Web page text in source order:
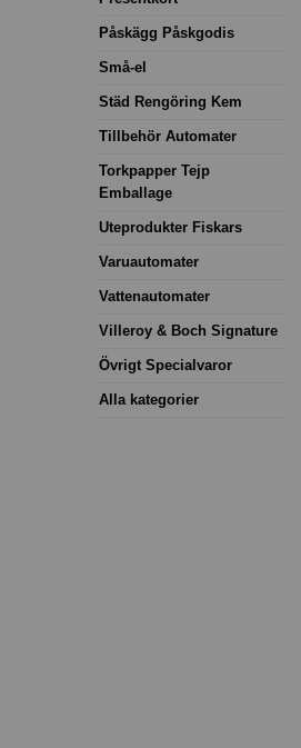
Påskägg Påskgodis
Små-el
Städ Rengöring Kem
Tillbehör Automater
Torkpapper Tejp
Emballage
Uteprodukter Fiskars
Varuautomater
Vattenautomater
Villeroy & Boch Signature
Övrigt Specialvaror
Alla kategorier